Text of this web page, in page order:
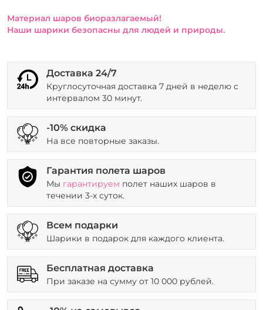
Материал шаров биоразлагаемый!
Наши шарики безопасны для людей и природы.
Доставка 24/7
Круглосуточная доставка 7 дней в неделю с
интервалом 30 минут.
-10% скидка
На все повторные заказы.
Гарантия полета шаров
Мы гарантируем полет наших шаров в
течении 3-х суток.
Всем подарки
Шарики в подарок для каждого клиента.
Бесплатная доставка
При заказе на сумму от 10 000 рублей.